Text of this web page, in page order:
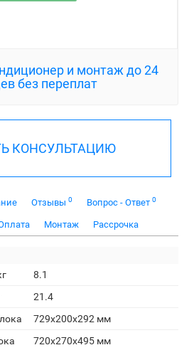
и монтаж до 24
без переплат
КОНСУЛЬТАЦИЮ
Отзывы 0 Вопрос - Ответ 0
Монтаж Рассрочка
8.1
21.4
729х200х292 мм
720х270х495 мм